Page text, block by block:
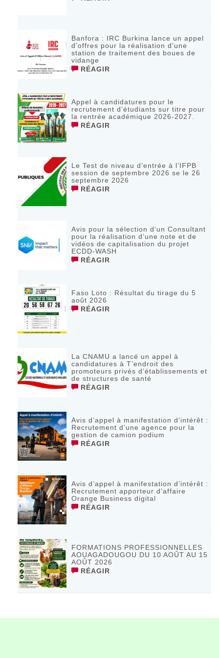
Banfora : IRC Burkina lance un appel
d’offres pour la réalisation d’une
station de traitement des boues de
vidange
RÉAGIR
Appel à candidatures pour le
recrutement d’étudiants sur titre pour
la rentrée académique 2026-2027.
RÉAGIR
Le Test de niveau d’entrée à l’IFPB
session de septembre 2026 se le 26
septembre 2026
RÉAGIR
Avis pour la sélection d’un Consultant
pour la réalisation d’une note et de
vidéos de capitalisation du projet
ECDD-WASH
RÉAGIR
Faso Loto : Résultat du tirage du 5
août 2026
RÉAGIR
La CNAMU a lancé un appel à
candidatures à T’endroit des
promoteurs privés d’établissements et
de structures de santé
RÉAGIR
Avis d’appel à manifestation d’intérêt :
Recrutement d’une agence pour la
gestion de camion podium
RÉAGIR
Avis d’appel à manifestation d’intérêt :
Recrutement apporteur d’affaire
Orange Business digital
RÉAGIR
FORMATIONS PROFESSIONNELLES
AOUAGADOUGOU DU 10 AOÛT AU 15
AOÛT 2026
RÉAGIR